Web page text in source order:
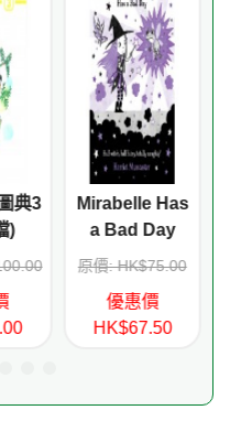
Mirabelle Has
a Bad Day
原價: HK$75.00
優惠價
HK$67.50
原價: